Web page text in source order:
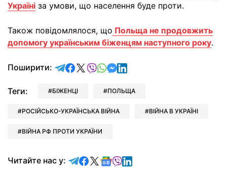
Україні за умови, що населення буде проти.
Також повідомлялося, що Польща не продовжить
допомогу українським біженцям наступного року.
Поширити: відправити у Telegram
поділитись у Facebook
поділитись у X
відправити у Viber
відправити у Whatsapp
відправити у Messenger
відправити у LinkedIn
Теги: БІЖЕНЦІ ПОЛЬЩА
РОСІЙСЬКО-УКРАЇНСЬКА ВІЙНА ВІЙНА В УКРАЇНІ
ВІЙНА РФ ПРОТИ УКРАЇНИ
Читайте нас у: Читайте у Telegram
Читайте у Facebook
Читайте у X
Читайте у Google news
Читайте у Viber
Читайте у LinkedIn